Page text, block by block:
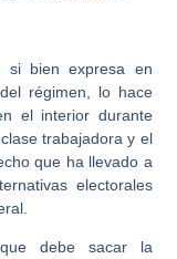
si bien expresa en
régimen, lo hace
el interior durante
trabajadora y el
que ha llevado a
electorales
debe sacar la